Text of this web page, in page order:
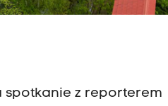
spotkanie z reporterem